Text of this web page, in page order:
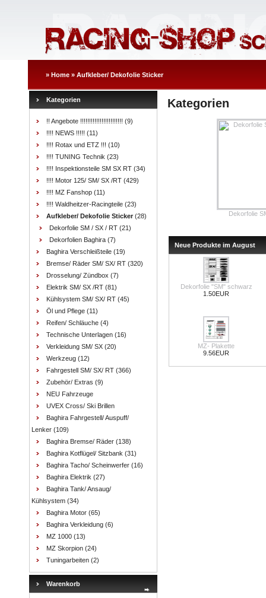
» Home » Aufkleber/ Dekofolie Sticker
Kategorien
!! Angebote !!!!!!!!!!!!!!!!!!!!!!!! (9)
!!!! NEWS !!!!! (11)
!!!! Rotax und ETZ !!! (10)
!!!! TUNING Technik (23)
!!!! Inspektionsteile SM SX RT (34)
!!!! Motor 125/ SM/ SX /RT (429)
!!!! MZ Fanshop (11)
!!!! Waldheitzer-Racingteile (23)
Aufkleber/ Dekofolie Sticker (28)
Dekorfolie SM / SX / RT (21)
Dekorfolien Baghira (7)
Baghira Verschleißteile (19)
Bremse/ Räder SM/ SX/ RT (320)
Drosselung/ Zündbox (7)
Elektrik SM/ SX /RT (81)
Kühlsystem SM/ SX/ RT (45)
Öl und Pflege (11)
Reifen/ Schläuche (4)
Technische Unterlagen (16)
Verkleidung SM/ SX (20)
Werkzeug (12)
Fahrgestell SM/ SX/ RT (366)
Zubehör/ Extras (9)
NEU Fahrzeuge
UVEX Cross/ Ski Brillen
Baghira Fahrgestell/ Auspuff/
Lenker (109)
Baghira Bremse/ Räder (138)
Baghira Kotflügel/ Sitzbank (31)
Baghira Tacho/ Scheinwerfer (16)
Baghira Elektrik (27)
Baghira Tank/ Ansaug/
Kühlsystem (34)
Baghira Motor (65)
Baghira Verkleidung (6)
MZ 1000 (13)
MZ Skorpion (24)
Tuningarbeiten (2)
Warenkorb
Kategorien
Dekorfolie
Neue Produkte im August
Dekorfolie "SM" schwarz
1.50EUR
MZ- Plakette
9.56EUR